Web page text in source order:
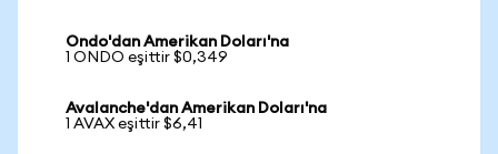
Ondo'dan Amerikan Doları'na
1 ONDO eşittir $0,349
Avalanche'dan Amerikan Doları'na
1 AVAX eşittir $6,41